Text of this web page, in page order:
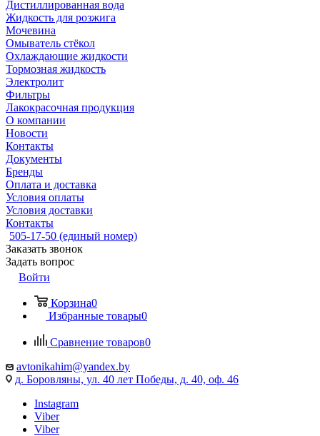
Дистиллированная вода
Жидкость для розжига
Мочевина
Омыватель стёкол
Охлаждающие жидкости
Тормозная жидкость
Электролит
Фильтры
Лакокрасочная продукция
О компании
Новости
Контакты
Документы
Бренды
Оплата и доставка
Условия оплаты
Условия доставки
Контакты
505-17-50 (единый номер)
Заказать звонок
Задать вопрос
Войти
Корзина0
Избранные товары0
Сравнение товаров0
avtonikahim@yandex.by
д. Боровляны, ул. 40 лет Победы, д. 40, оф. 46
Instagram
Viber
Viber